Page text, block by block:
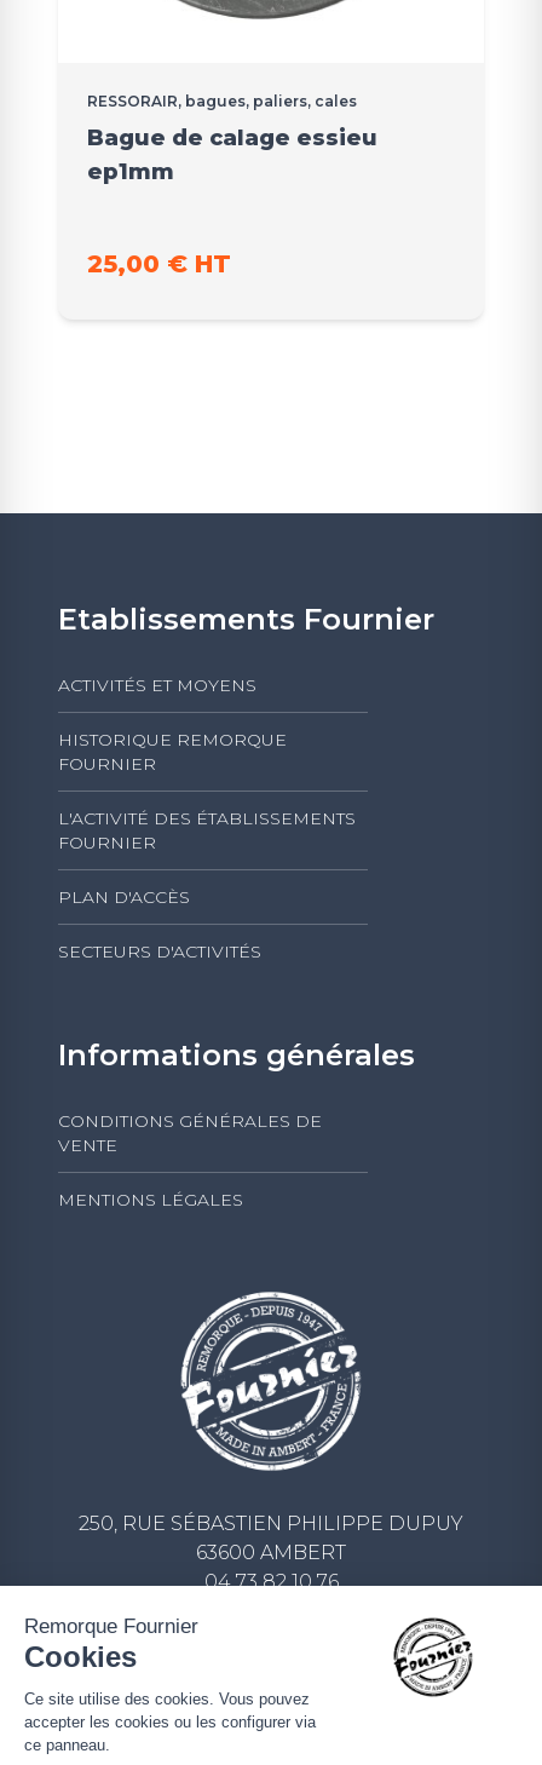
RESSORAIR, bagues, paliers, cales
Bague de calage essieu
ep1mm
25,00 € HT
Etablissements Fournier
ACTIVITÉS ET MOYENS
HISTORIQUE REMORQUE
FOURNIER
L'ACTIVITÉ DES ÉTABLISSEMENTS
FOURNIER
PLAN D'ACCÈS
SECTEURS D'ACTIVITÉS
Informations générales
CONDITIONS GÉNÉRALES DE
VENTE
MENTIONS LÉGALES
250, RUE SÉBASTIEN PHILIPPE DUPUY
63600 AMBERT
04 73 82 10 76
ECRIVEZ-NOUS UN MESSAGE
Remorque Fournier
Cookies
Ce site utilise des cookies. Vous pouvez
accepter les cookies ou les configurer via
ce panneau.